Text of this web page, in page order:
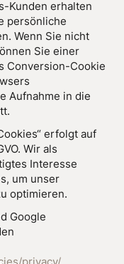
Kunden erhalten
persönliche
Wenn Sie nicht
Sie einer
Conversion-Cookie
Aufnahme in die
erfolgt auf
Wir als
Interesse
um unser
optimieren.
Google